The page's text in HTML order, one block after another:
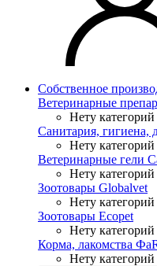
Собственное
Ветеринарные
Нету категорий
Санитария, гигиена,
Нету категорий
Ветеринарные гели
Нету категорий
Зоотовары Globalvet
Нету категорий
Зоотовары Ecopet
Нету категорий
Корма, лакомства
Нету категорий